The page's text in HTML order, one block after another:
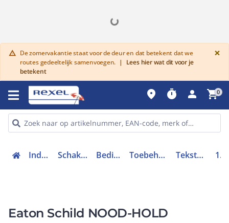
warning De zomervakantie staat voor de deur en dat betekent dat we
routes gedeeltelijk samenvoegen. |
Lees hier wat dit voor je
betekent
×
place timer person shopping_cart0
Industriele componenten Schakelen, bedienen en signaleren Bedieningen en signaleringen Toebehoren bedieningen en signaleringen Tekstschild drukknop / signaallamp 121085
Eaton Schild NOOD-HOLD